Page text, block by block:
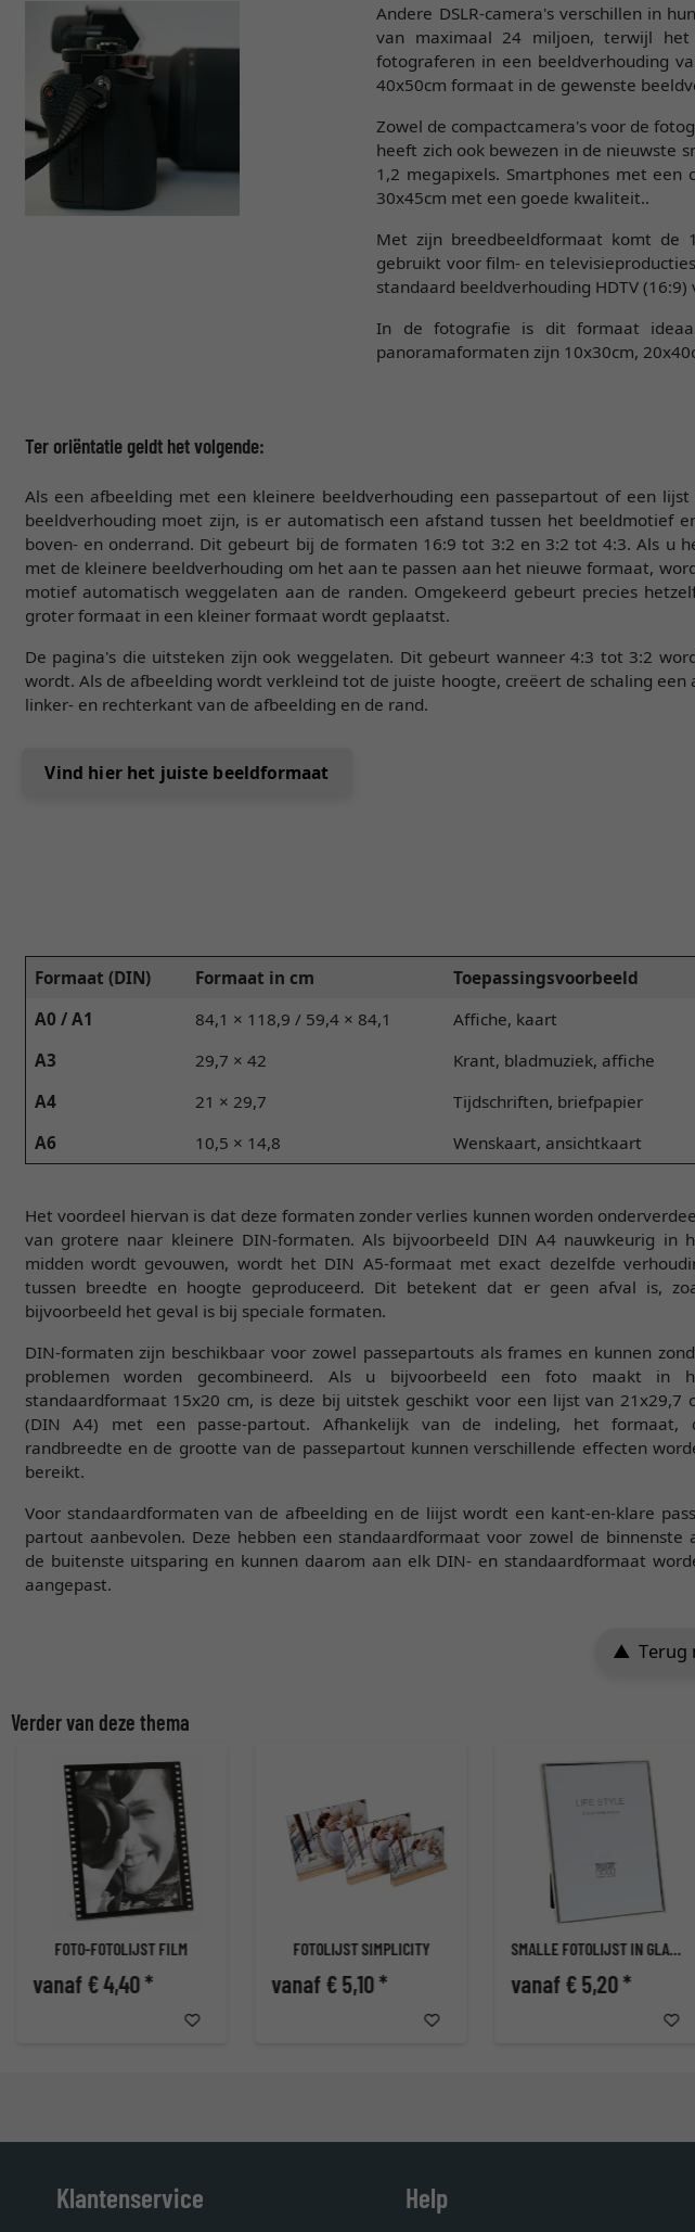
Andere DSLR-camera's verschillen in
van maximaal 24 miljoen, terwijl
fotograferen in een beeldverhouding
40x50cm formaat in de gewenste
Zowel de compactcamera's voor de
heeft zich ook bewezen in de nieuwste
1,2 megapixels. Smartphones met
30x45cm met een goede kwaliteit..
Met zijn breedbeeldformaat komt de
gebruikt voor film- en
standaard beeldverhouding HDTV
In de fotografie is dit formaat
panoramaformaten zijn 10x30cm,
Ter oriëntatie geldt het volgende:
Als een afbeelding met een kleinere beeldverhouding een passepartout of een
beeldverhouding moet zijn, is er automatisch een afstand tussen het beeldmotief
boven- en onderrand. Dit gebeurt bij de formaten 16:9 tot 3:2 en 3:2 tot 4:3. Als u
met de kleinere beeldverhouding om het aan te passen aan het nieuwe formaat,
motief automatisch weggelaten aan de randen. Omgekeerd gebeurt precies
groter formaat in een kleiner formaat wordt geplaatst.
De pagina's die uitsteken zijn ook weggelaten. Dit gebeurt wanneer 4:3 tot 3:2
wordt. Als de afbeelding wordt verkleind tot de juiste hoogte, creëert de schaling een
linker- en rechterkant van de afbeelding en de rand.
Vind hier het juiste beeldformaat
Formaat (DIN) Formaat in cm
Toepassingsvoorbeeld
A0 / A1
84,1 × 118,9 / 59,4 × 84,1
Affiche, kaart
A3
29,7 × 42
Krant, bladmuziek, affiche
A4
21 × 29,7
Tijdschriften, briefpapier
A6
10,5 × 14,8 Wenskaart, ansichtkaart
Het voordeel hiervan is dat deze formaten zonder verlies kunnen worden
van grotere naar kleinere DIN-formaten. Als bijvoorbeeld DIN A4 nauwkeurig in
midden wordt gevouwen, wordt het DIN A5-formaat met exact dezelfde
tussen breedte en hoogte geproduceerd. Dit betekent dat er geen afval is,
bijvoorbeeld het geval is bij speciale formaten.
DIN-formaten zijn beschikbaar voor zowel passepartouts als frames en kunnen
problemen worden gecombineerd. Als u bijvoorbeeld een foto maakt in
standaardformaat 15x20 cm, is deze bij uitstek geschikt voor een lijst van 21x29,7
(DIN A4) met een passe-partout. Afhankelijk van de indeling, het formaat,
randbreedte en de grootte van de passepartout kunnen verschillende effecten
bereikt.
Voor standaardformaten van de afbeelding en de liijst wordt een kant-en-klare
partout aanbevolen. Deze hebben een standaardformaat voor zowel de binnenste
de buitenste uitsparing en kunnen daarom aan elk DIN- en standaardformaat
aangepast.
Terug
Verder van deze thema
FOTO-FOTOLIJST FILM
vanaf € 4,40 *
FOTOLIJST SIMPLICITY
vanaf € 5,10 *
SMALLE FOTOLIJST IN GLANZEND ZILVER
vanaf € 5,20 *
Klantenservice Help